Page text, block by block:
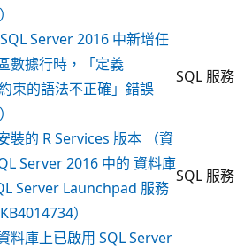
Server 2016 中新增任
數據行時，「定義
束的語法不正確」錯誤
SQL 服務
裝的 R Services 版本 （資
Server 2016 中的 資料庫
Server Launchpad 服務
）
SQL 服務
料庫上已啟用 SQL Server